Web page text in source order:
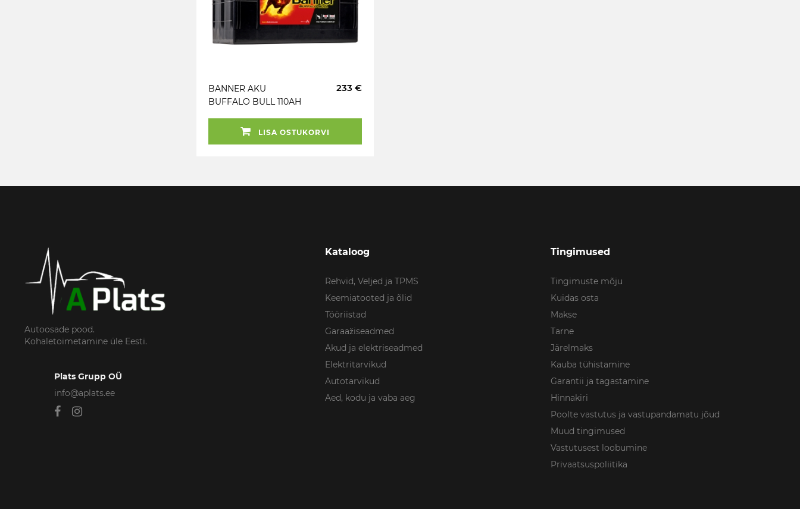
BANNER AKU
BUFFALO BULL 110AH
233 €
LISA OSTUKORVI
Autoosade pood.
Kohaletoimetamine üle Eesti.
Plats Grupp OÜ
info@aplats.ee
Kataloog
Rehvid, Veljed ja TPMS
Keemiatooted ja õlid
Tööriistad
Garaažiseadmed
Akud ja elektriseadmed
Elektritarvikud
Autotarvikud
Aed, kodu ja vaba aeg
Tingimused
Tingimuste mõju
Kuidas osta
Makse
Tarne
Järelmaks
Kauba tühistamine
Garantii ja tagastamine
Hinnakiri
Poolte vastutus ja vastupandamatu jõud
Muud tingimused
Vastutusest loobumine
Privaatsuspoliitika